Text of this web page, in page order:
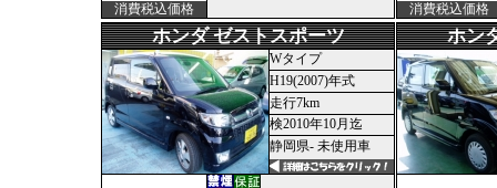
消費税込価格 消費税込価格
ホンダ ゼストスポーツ
Wタイプ
H19(2007)年式
走行7km
検2010年10月迄
静岡県- 未使用車
ホン